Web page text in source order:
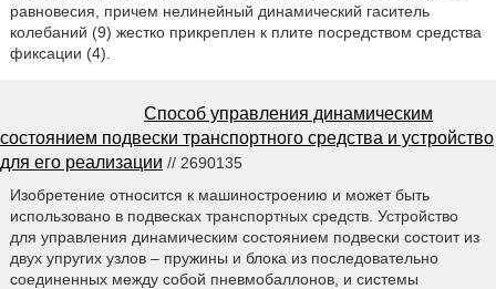
равновесия, причем нелинейный динамический гаситель
колебаний (9) жестко прикреплен к плите посредством средства
фиксации (4).
Способ управления динамическим
состоянием подвески транспортного средства и устройство
для его реализации // 2690135
Изобретение относится к машиностроению и может быть
использовано в подвесках транспортных средств. Устройство
для управления динамическим состоянием подвески состоит из
двух упругих узлов – пружины и блока из последовательно
соединенных между собой пневмобаллонов, и системы